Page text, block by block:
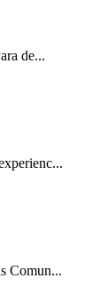
de...
Comun...